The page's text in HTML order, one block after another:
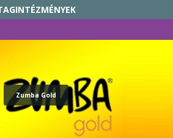
NAPKÖZIS TÁBOR
CSALÁDOK PARKJA
NYUGDÍJAS KÖZÖSSÉGI HÁZ
Zumba Gold